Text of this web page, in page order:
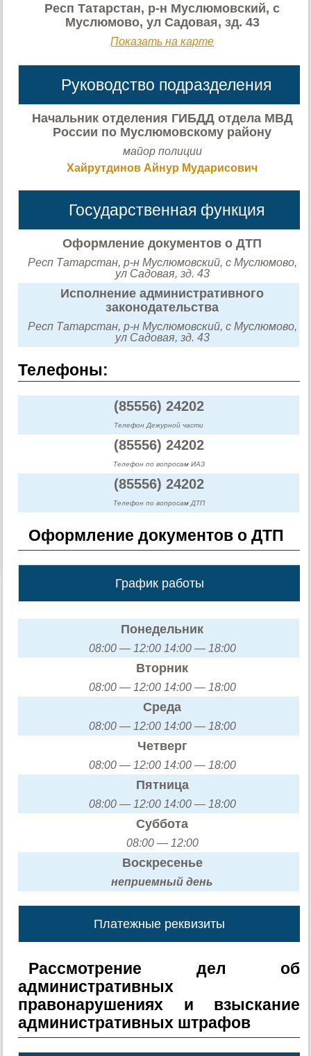
Респ Татарстан, р-н Муслюмовский, с
Муслюмово, ул Садовая, зд. 43
Показать на карте
Руководство подразделения
Начальник отделения ГИБДД отдела МВД
России по Муслюмовскому району
майор полиции
Хайрутдинов Айнур Мударисович
Государственная функция
Оформление документов о ДТП
Респ Татарстан, р-н Муслюмовский, с Муслюмово,
ул Садовая, зд. 43
Исполнение административного
законодательства
Респ Татарстан, р-н Муслюмовский, с Муслюмово,
ул Садовая, зд. 43
Телефоны:
(85556) 24202
Телефон Дежурной части
(85556) 24202
Телефон по вопросам ИАЗ
(85556) 24202
Телефон по вопросам ДТП
Оформление документов о ДТП
График работы
Понедельник
08:00 — 12:00 14:00 — 18:00
Вторник
08:00 — 12:00 14:00 — 18:00
Среда
08:00 — 12:00 14:00 — 18:00
Четверг
08:00 — 12:00 14:00 — 18:00
Пятница
08:00 — 12:00 14:00 — 18:00
Суббота
08:00 — 12:00
Воскресенье
неприемный день
Платежные реквизиты
Рассмотрение дел об
административных
правонарушениях и взыскание
административных штрафов